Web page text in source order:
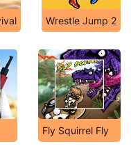
Wrestle Jump 2
Fly Squirrel Fly